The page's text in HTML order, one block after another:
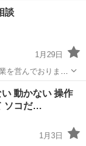
談
1月29日
募集を開始致しま
動かない 操作
ソコだ…
1月3日